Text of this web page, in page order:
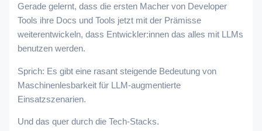
Gerade gelernt, dass die ersten Macher von Developer
Tools ihre Docs und Tools jetzt mit der Prämisse
weiterentwickeln, dass Entwickler:innen das alles mit LLMs
benutzen werden.
Sprich: Es gibt eine rasant steigende Bedeutung von
Maschinenlesbarkeit für LLM-augmentierte
Einsatzszenarien.
Und das quer durch die Tech-Stacks.